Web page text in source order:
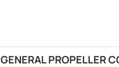
GENERAL PROPELLER